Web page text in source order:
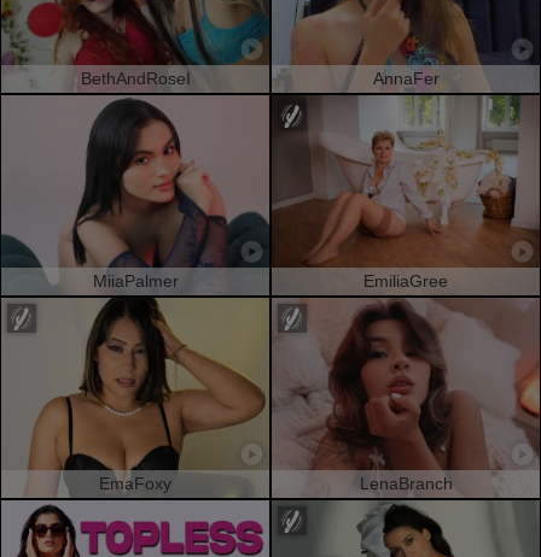
BethAndRoseI AnnaFer
MiiaPalmer EmiliaGree
EmaFoxy LenaBranch